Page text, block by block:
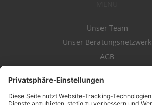
Unser Team
Unser Beratungsnetzwerk
AGB
Datenschutz
Impressum